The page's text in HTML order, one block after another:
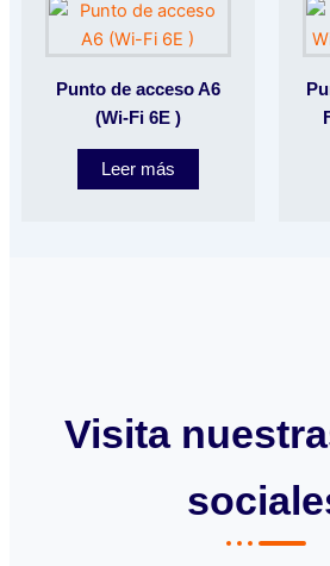
Punto de acceso A6
(Wi-Fi 6E )
Leer más
Visita